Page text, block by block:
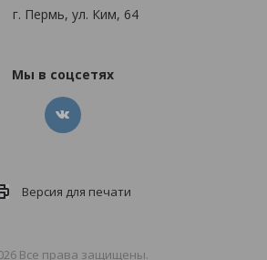
г. Пермь, ул. Ким, 64
Мы в соцсетях
Версия для печати
Все права защищены.